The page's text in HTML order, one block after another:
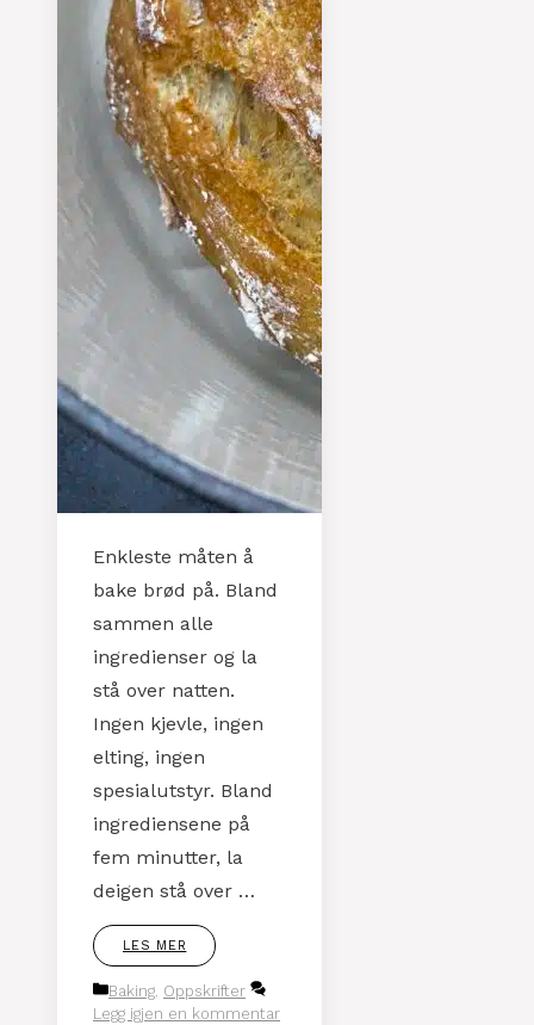
Enkleste måten å
bake brød på. Bland
sammen alle
ingredienser og la
stå over natten.
Ingen kjevle, ingen
elting, ingen
spesialutstyr. Bland
ingrediensene på
fem minutter, la
deigen stå over …
LES MER
Kategorier
Baking Oppskrifter
Legg igjen en kommentar